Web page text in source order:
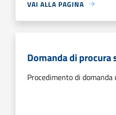
VAI ALLA PAGINA
Domanda di procura
Procedimento di